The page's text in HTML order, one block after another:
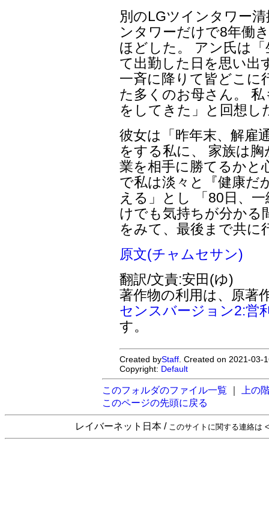
別のLGツインタワー
ンタワーだけで8年働
ほどした。 アン氏は
て出勤した日を思い出
一斉に降りて皆どこに
た多くのお母さん。
をしてきた」と回想し
彼女は「昨年末、解雇
をする私に、 家族は
業を相手に勝てるかと
で私は淡々と『健康だ
える」とし 「80日、
けでも気持ちが分かる
をみて、最後まで共に
原文(チャムセサン)
翻訳/文責:安田(ゆ)
著作物の利用は、原著
センスバージョン2:営
す。
Created byStaff. Created on 2021-03-
Copyright: Default
このフォルダのファイル一覧
上の
このページの先頭に戻る
レイバーネット日本 / このサイトに関する連絡は